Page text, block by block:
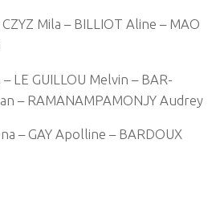
CZYZ Mila – BILLIOT Aline – MAO
LE GUILLOU Melvin – BAR-
– RAMANAMPAMONJY Audrey
– GAY Apolline – BARDOUX